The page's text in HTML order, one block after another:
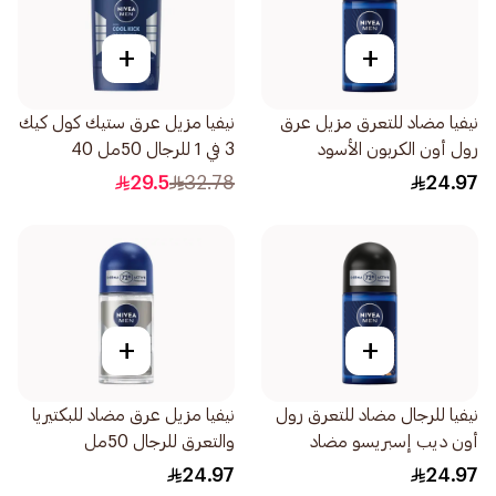
+
نيفيا مضاد للتعرق مزيل عرق
رول أون الكربون الأسود
والأخشاب الداكنة للرجال 50مل
24.97
+
نيفيا مزيل عرق ستيك كول كيك
3 في 1 للرجال 50مل 40
32.78
29.5
+
نيفيا للرجال مضاد للتعرق رول
أون ديب إسبريسو مضاد
للبكتيريا 50مل
24.97
+
نيفيا مزيل عرق مضاد للبكتيريا
والتعرق للرجال 50مل
24.97